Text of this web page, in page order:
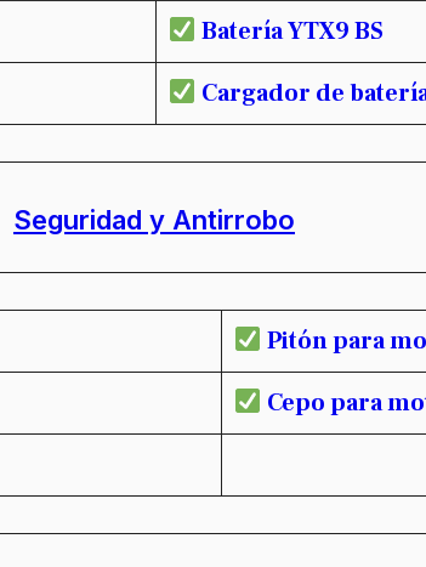
Batería YTX9 BS
Cargador de
Seguridad y Antirrobo
Pitón para
Cepo para